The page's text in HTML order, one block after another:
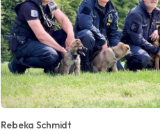
Rebeka Schmidt